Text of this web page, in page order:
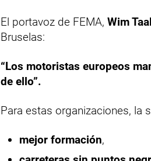
El portavoz de FEMA, Wim Taal
Bruselas:
“Los motoristas europeos
de ello”.
Para estas organizaciones, la
mejor formación,